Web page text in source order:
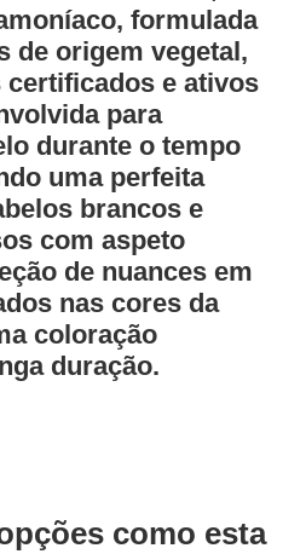
formulada
de origem vegetal,
certificados e ativos
para
durante o tempo
uma perfeita
brancos e
com aspeto
de nuances em
nas cores da
coloração
duração.
como esta